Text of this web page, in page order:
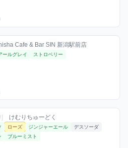
ーシャ / 2025年10月21日
Cafe & Bar SIN 新潟駅前店
ーバー
ールグレイ ストロベリー
見る
お店シーシャ / 2025年10月26日
| けむりちゅーどく
ーバー
ローズ ジンジャーエール
デスソーダ
ブルーミスト